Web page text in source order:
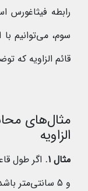
رابطه فیثاغورس
سوم، می‌توانیم
قائم الزاویه که
مثال‌های
الزاویه
مثال 1.
و 5 سانتی‌متر باشد، مساحت آن را بدست آورید.